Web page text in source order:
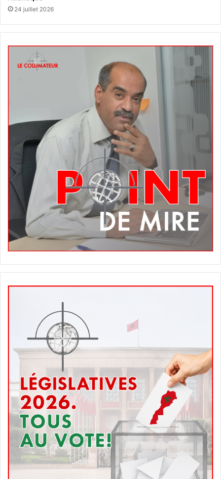
24 juillet 2026